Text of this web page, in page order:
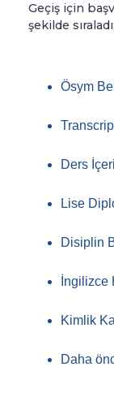
Geçiş için
şekilde sıraladı;
Ösym
Ders
Lise
Disiplin
İngilizce
Kimlik
Daha